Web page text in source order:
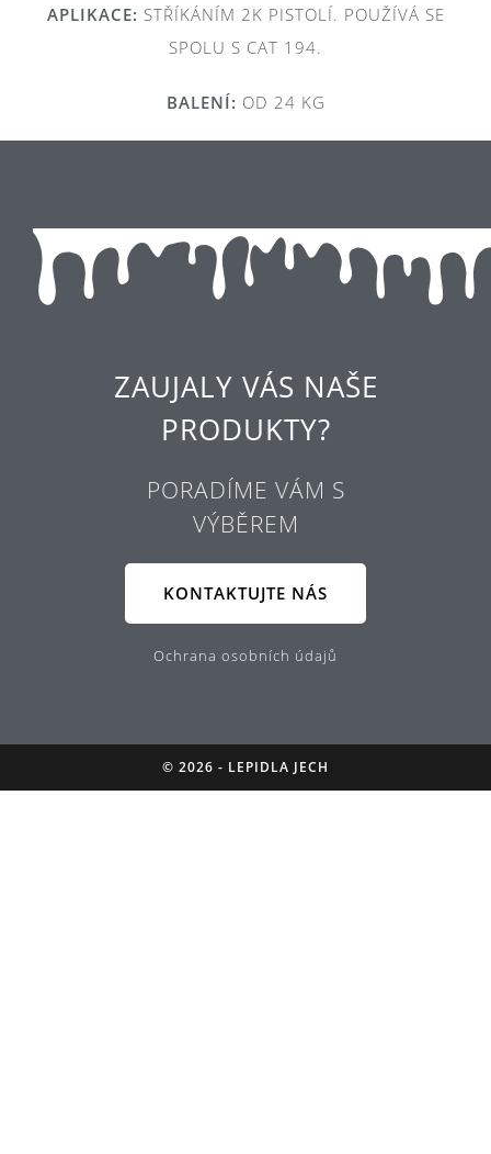
APLIKACE: STŘÍKÁNÍM 2K PISTOLÍ. POUŽÍVÁ SE
SPOLU S CAT 194.
BALENÍ: OD 24 KG
ZAUJALY VÁS NAŠE
PRODUKTY?
PORADÍME VÁM S
VÝBĚREM
KONTAKTUJTE NÁS
Ochrana osobních údajů
© 2026 - LEPIDLA JECH